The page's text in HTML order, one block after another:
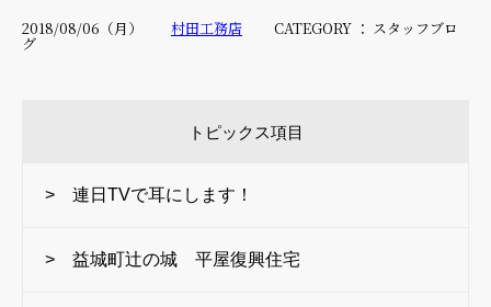
2018/08/06（月） 村田工務店 CATEGORY ： スタッフブロ
グ
トピックス項目
> 連日TVで耳にします！
> 益城町辻の城 平屋復興住宅